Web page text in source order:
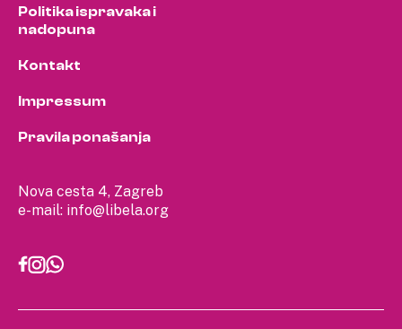
Nova cesta 4, Zagreb
e-mail: info@libela.org
Politika ispravaka i
nadopuna
Kontakt
Impressum
Pravila ponašanja